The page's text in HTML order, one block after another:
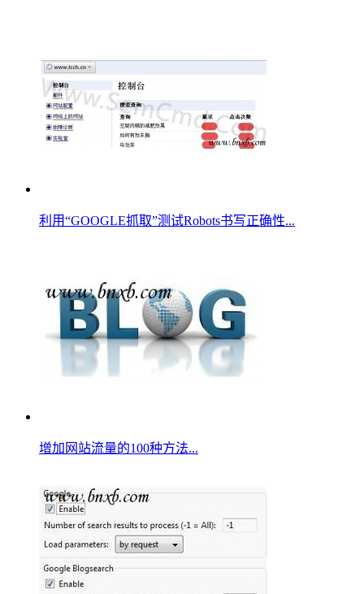
利用“GOOGLE抓取”测试Robots书写正确性...
增加网站流量的100种方法...